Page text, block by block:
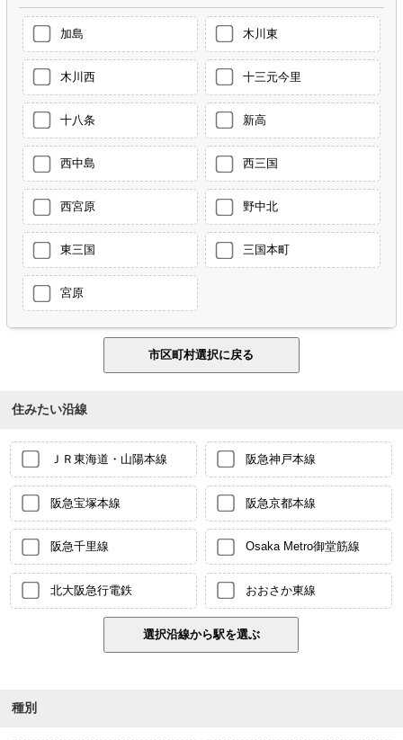
加島 木川東
木川西 十三元今里
十八条 新高
西中島 西三国
西宮原 野中北
東三国 三国本町
宮原
住みたい沿線
ＪＲ東海道・山陽本線 阪急神戸本線
阪急宝塚本線 阪急京都本線
阪急千里線 Osaka Metro御堂筋線
北大阪急行電鉄 おおさか東線
種別